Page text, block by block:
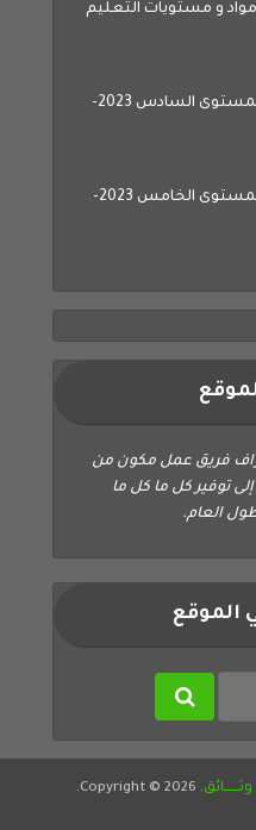
و مستويات التعليم
جميع فروض المرحلة الأولى المستوى السادس 2023-
جميع فروض المرحلة الأولى المستوى الخامس 2023-
فريق عمل مكون من
توفير كل ما كل ما
العام.
الموقع
. Copyright © 2026.